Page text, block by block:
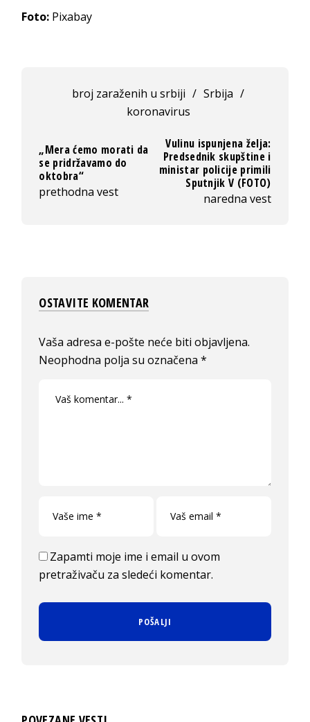
Foto: Pixabay
broj zaraženih u srbiji / Srbija /
koronavirus
„Mera ćemo morati da
se pridržavamo do
oktobra“
prethodna vest
Vulinu ispunjena želja:
Predsednik skupštine i
ministar policije primili
Sputnjik V (FOTO)
naredna vest
OSTAVITE KOMENTAR
Vaša adresa e-pošte neće biti objavljena.
Neophodna polja su označena*
Zapamti moje ime i email u ovom
pretraživaču za sledeći komentar.